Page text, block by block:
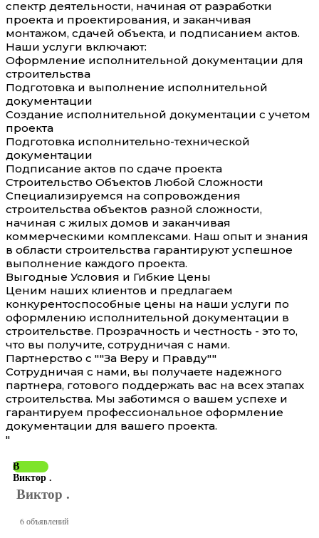
спектр деятельности, начиная от разработки
проекта и проектирования, и заканчивая
монтажом, сдачей объекта, и подписанием актов.
Наши услуги включают:
Оформление исполнительной документации для
строительства
Подготовка и выполнение исполнительной
документации
Создание исполнительной документации с учетом
проекта
Подготовка исполнительно-технической
документации
Подписание актов по сдаче проекта
Строительство Объектов Любой Сложности
Специализируемся на сопровождения
строительства объектов разной сложности,
начиная с жилых домов и заканчивая
коммерческими комплексами. Наш опыт и знания
в области строительства гарантируют успешное
выполнение каждого проекта.
Выгодные Условия и Гибкие Цены
Ценим наших клиентов и предлагаем
конкурентоспособные цены на наши услуги по
оформлению исполнительной документации в
строительстве. Прозрачность и честность - это то,
что вы получите, сотрудничая с нами.
Партнерство с ""За Веру и Правду""
Сотрудничая с нами, вы получаете надежного
партнера, готового поддержать вас на всех этапах
строительства. Мы заботимся о вашем успехе и
гарантируем профессиональное оформление
документации для вашего проекта.
"
В
Виктор .
Виктор .
6 объявлений